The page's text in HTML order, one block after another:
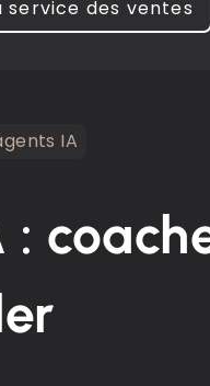
service des ventes
IA